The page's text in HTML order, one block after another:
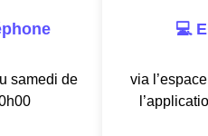
samedi de
💻
via